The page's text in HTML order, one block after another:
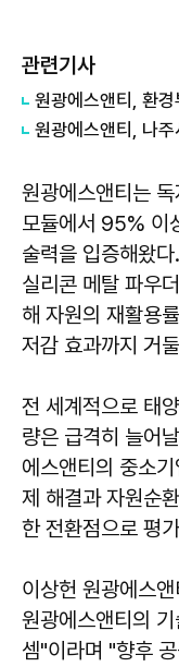
관련기사
원광에스앤티는
모듈에서 95% 이
술력을 입증해왔
실리콘 메탈 파우
해 자원의 재활용
저감 효과까지 거
전 세계적으로 태
량은 급격히 늘어
에스앤티의 중소
제 해결과 자원순
한 전환점으로 평
이상헌 원광에스
원광에스앤티의
셈"이라며 "향후